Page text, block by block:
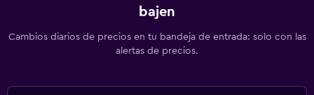
bajen
Cambios diarios de precios en tu bandeja de entrada: solo con las
alertas de precios.